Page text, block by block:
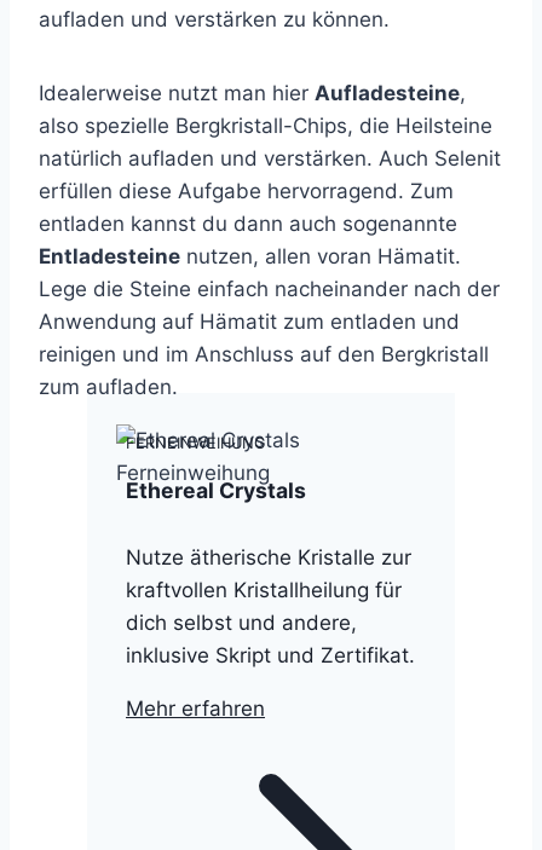
aufladen und verstärken zu können.
Idealerweise nutzt man hier Aufladesteine,
also spezielle Bergkristall-Chips, die Heilsteine
natürlich aufladen und verstärken. Auch Selenit
erfüllen diese Aufgabe hervorragend. Zum
entladen kannst du dann auch sogenannte
Entladesteine nutzen, allen voran Hämatit.
Lege die Steine einfach nacheinander nach der
Anwendung auf Hämatit zum entladen und
reinigen und im Anschluss auf den Bergkristall
zum aufladen.
FERNEINWEIHUNG
Ethereal Crystals
Nutze ätherische Kristalle zur
kraftvollen Kristallheilung für
dich selbst und andere,
inklusive Skript und Zertifikat.
Mehr erfahren